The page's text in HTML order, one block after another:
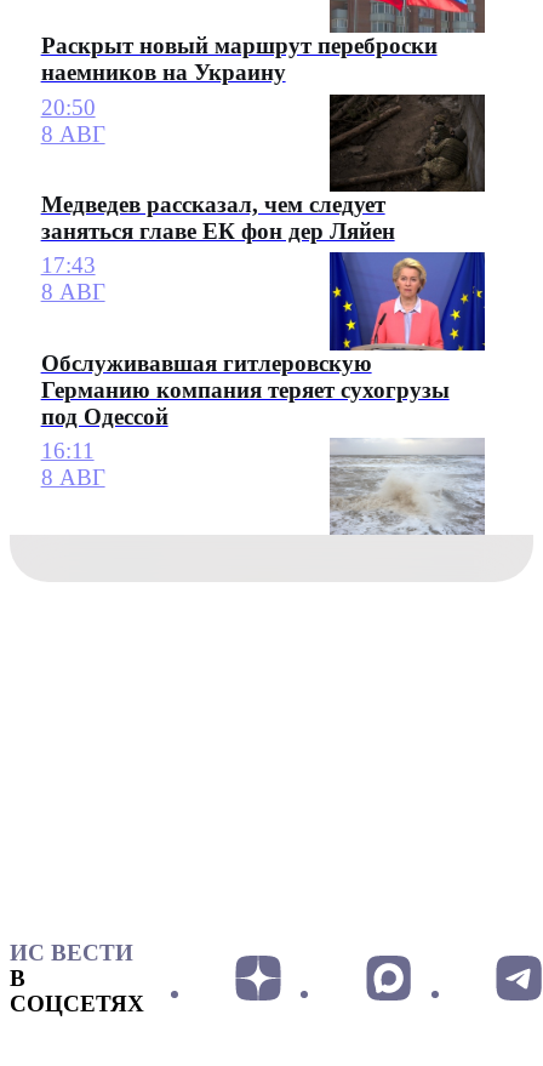
Раскрыт новый маршрут переброски
наемников на Украину
20:50
8 АВГ
Медведев рассказал, чем следует
заняться главе ЕК фон дер Ляйен
17:43
8 АВГ
Обслуживавшая гитлеровскую
Германию компания теряет сухогрузы
под Одессой
16:11
8 АВГ
ИС ВЕСТИ
В
СОЦСЕТЯХ